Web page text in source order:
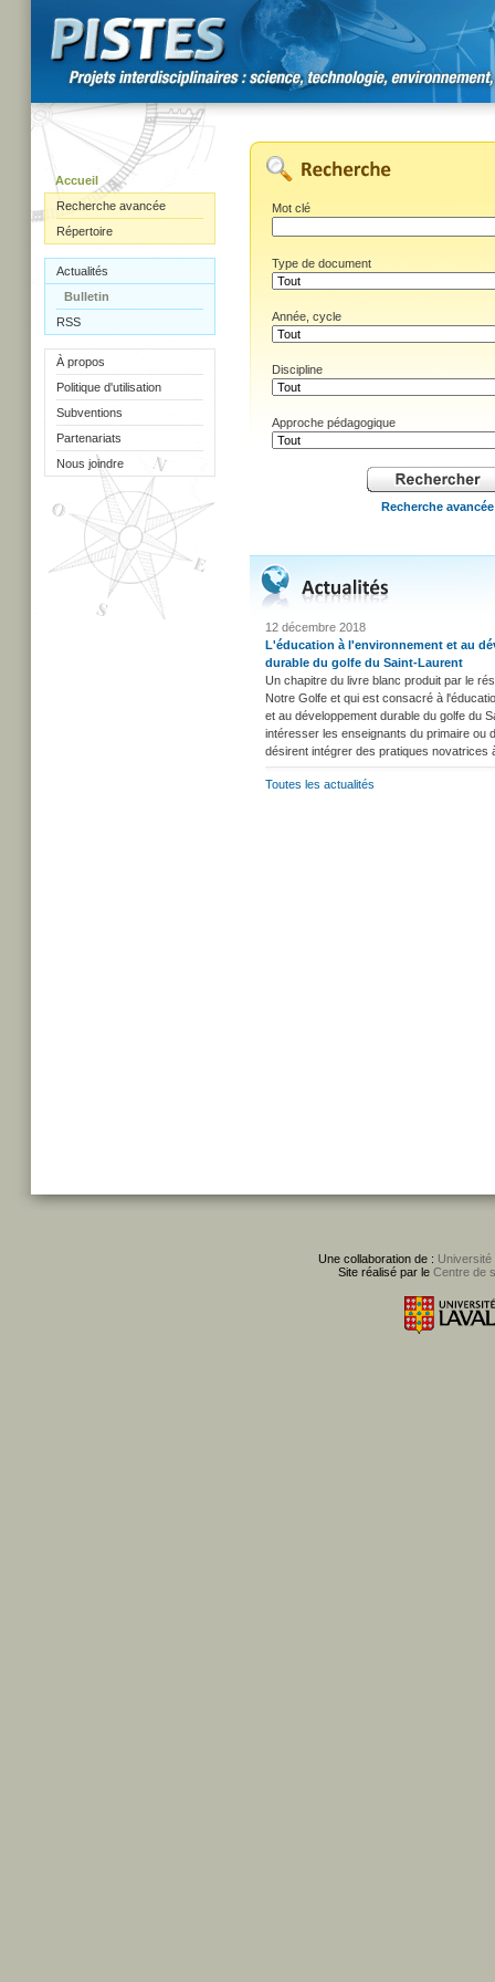
Accueil
Recherche avancée
Répertoire
Actualités
Bulletin
RSS
À propos
Politique d'utilisation
Subventions
Partenariats
Nous joindre
Mot clé
Type de document
Année, cycle
Discipline
Approche pédagogique
Recherche avancée
12 décembre 2018
L'éducation à l'environnement et au
durable du golfe du Saint-Laurent
Un chapitre du livre blanc produit par le
Notre Golfe et qui est consacré à
et au développement durable du golfe du
intéresser les enseignants du primaire ou
désirent intégrer des pratiques novatrices
Toutes les actualités
Une collaboration de : Université
Site réalisé par le Centre de